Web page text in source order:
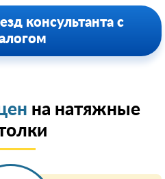
консультанта с
на натяжные